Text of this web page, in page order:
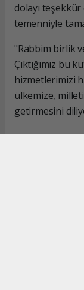
dolayı teşekkür
temenniyle
"Rabbim birlik
Çıktığımız bu
hizmetlerimizi
ülkemize,
getirmesini